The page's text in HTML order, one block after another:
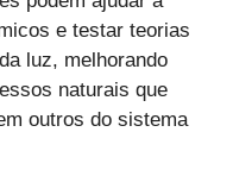
e testar teorias
luz, melhorando
naturais que
outros do sistema